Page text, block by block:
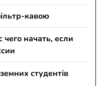
кавою
начать, если
студентів